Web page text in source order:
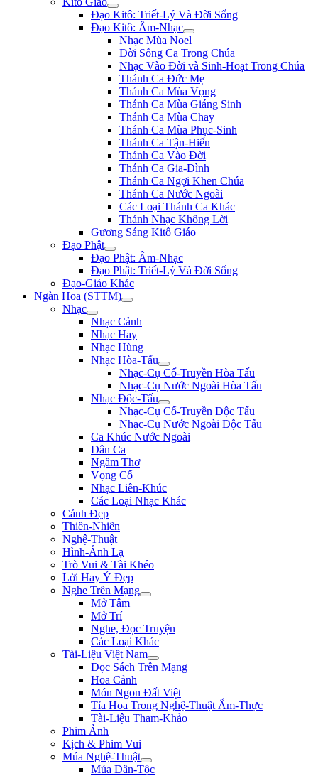
Đạo Kitô: Triết-Lý Và Đời Sống
Đạo Kitô: Âm-Nhạc
Nhạc Mùa Noel
Đời Sống Ca Trong Chúa
Nhạc Vào Đời và Sinh-Hoạt Trong Chúa
Thánh Ca Đức Mẹ
Thánh Ca Mùa Vọng
Thánh Ca Mùa Giáng Sinh
Thánh Ca Mùa Chay
Thánh Ca Mùa Phục-Sinh
Thánh Ca Tận-Hiến
Thánh Ca Vào Đời
Thánh Ca Gia-Đình
Thánh Ca Ngợi Khen Chúa
Thánh Ca Nước Ngoài
Các Loại Thánh Ca Khác
Thánh Nhạc Không Lời
Gương Sáng Kitô Giáo
Đạo Phật
Đạo Phật: Âm-Nhạc
Đạo Phật: Triết-Lý Và Đời Sống
Đạo-Giáo Khác
Ngàn Hoa (STTM)
Nhạc
Nhạc Cảnh
Nhạc Hay
Nhạc Hùng
Nhạc Hòa-Tấu
Nhạc-Cụ Cổ-Truyền Hòa Tấu
Nhạc-Cụ Nước Ngoài Hòa Tấu
Nhạc Độc-Tấu
Nhạc-Cụ Cổ-Truyền Độc Tấu
Nhạc-Cụ Nước Ngoài Độc Tấu
Ca Khúc Nước Ngoài
Dân Ca
Ngâm Thơ
Vọng Cổ
Nhạc Liên-Khúc
Các Loại Nhạc Khác
Cảnh Đẹp
Thiên-Nhiên
Nghệ-Thuật
Hình-Ảnh Lạ
Trò Vui & Tài Khéo
Lời Hay Ý Đẹp
Nghe Trên Mạng
Mở Tâm
Mở Trí
Nghe, Đọc Truyện
Các Loại Khác
Tài-Liệu Việt Nam
Đọc Sách Trên Mạng
Hoa Cảnh
Món Ngon Đất Việt
Tỉa Hoa Trong Nghệ-Thuật Ẩm-Thực
Tài-Liệu Tham-Khảo
Phim Ảnh
Kịch & Phim Vui
Múa Nghệ-Thuật
Múa Dân-Tộc